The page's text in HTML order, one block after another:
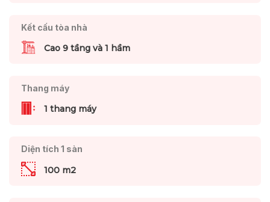
Kết cấu tòa nhà
Cao 9 tầng và 1 hầm
Thang máy
1 thang máy
Diện tích 1 sàn
100 m2